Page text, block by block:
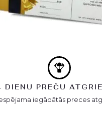
DIENU PREČU
iegādātās preces